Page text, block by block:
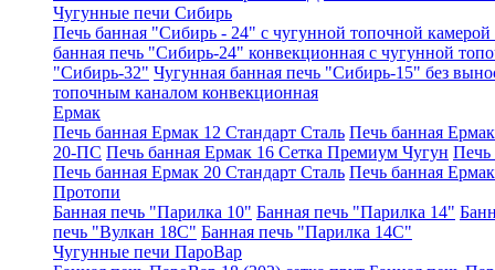
Чугунные печи Сибирь
Печь банная "Сибирь - 24" с чугунной топочной камерой
банная печь "Сибирь-24" конвекционная с чугунной
"Сибирь-32" Чугунная банная печь "Сибирь-15" без
топочным каналом конвекционная
Ермак
Печь банная Ермак 12 Стандарт Сталь Печь банная
20-ПС Печь банная Ермак 16 Сетка Премиум Чугун Печь
Печь банная Ермак 20 Стандарт Сталь Печь банная
Протопи
Банная печь "Парилка 10" Банная печь "Парилка 14"
печь "Вулкан 18С" Банная печь "Парилка 14С"
Чугунные печи ПароВар